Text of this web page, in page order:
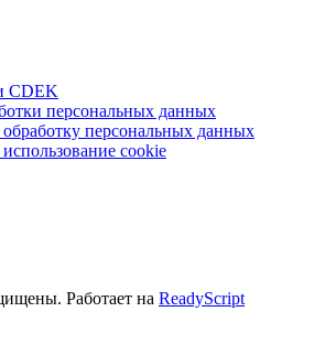
CDEK
персональных данных
персональных данных
cookie
Работает на ReadyScript